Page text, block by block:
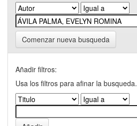
Comenzar nueva busqueda
Añadir filtros:
Usa los filtros para afinar la busqueda.